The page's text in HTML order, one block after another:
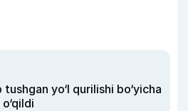
yo‘l qurilishi bo‘yicha